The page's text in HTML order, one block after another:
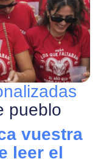
pueblo
vuestra
leer el